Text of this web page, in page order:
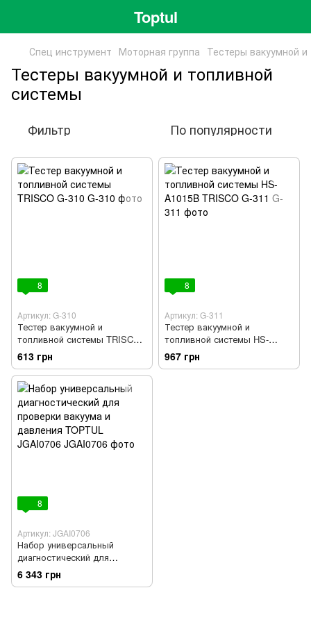
Toptul
Спец инструмент Моторная группа Тестеры вакуумной
Тестеры вакуумной и топливной
системы
Фильтр По популярности
8
Артикул: G-310
Тестер вакуумной и
топливной системы TRISCO
G-310
613 грн
8
Артикул: G-311
Тестер вакуумной и
топливной системы HS-
A1015B TRISCO G-311
967 грн
8
Артикул: JGAI0706
Набор универсальный
диагностический для
проверки вакуума и
давления TOPTUL JGAI0706
6 343 грн